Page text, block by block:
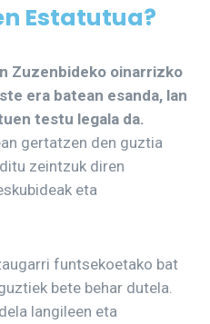
Estatutua?
Zuzenbideko oinarrizko
era batean esanda, lan
testu legala da.
gertatzen den guztia
zeintzuk diren
eta
funtsekoetako bat
bete behar dutela.
langileen eta